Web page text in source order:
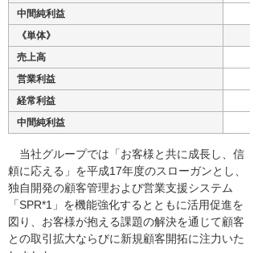
中間純利益
《単体》
売上高
営業利益
経常利益
中間純利益
当社グループでは「お客様と共に成長し、信
頼に応える」を平成17年度のスローガンとし、
独自開発の顧客管理および営業支援システム
「SPR*1」を機能強化するとともに活用促進を
図り、お客様が抱える課題の解決を通じて顧客
との取引拡大ならびに新規顧客開拓に注力いた